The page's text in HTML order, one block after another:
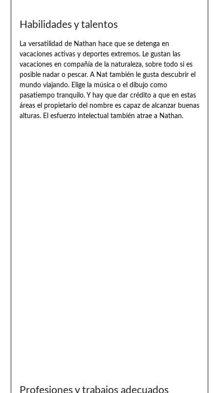
Habilidades y talentos
La versatilidad de Nathan hace que se detenga en
vacaciones activas y deportes extremos. Le gustan las
vacaciones en compañía de la naturaleza, sobre todo si es
posible nadar o pescar. A Nat también le gusta descubrir el
mundo viajando. Elige la música o el dibujo como
pasatiempo tranquilo. Y hay que dar crédito a que en estas
áreas el propietario del nombre es capaz de alcanzar buenas
alturas. El esfuerzo intelectual también atrae a Nathan.
Profesiones y trabajos adecuados